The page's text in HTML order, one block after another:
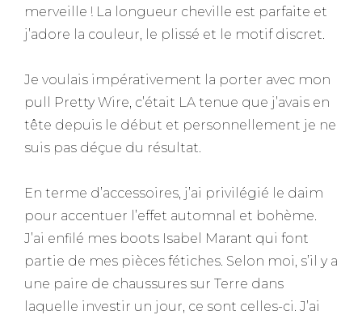
merveille ! La longueur cheville est parfaite et
j’adore la couleur, le plissé et le motif discret.
Je voulais impérativement la porter avec mon
pull Pretty Wire, c’était LA tenue que j’avais en
tête depuis le début et personnellement je ne
suis pas déçue du résultat.
En terme d’accessoires, j’ai privilégié le daim
pour accentuer l’effet automnal et bohème.
J’ai enfilé mes boots Isabel Marant qui font
partie de mes pièces fétiches. Selon moi, s’il y a
une paire de chaussures sur Terre dans
laquelle investir un jour, ce sont celles-ci. J’ai